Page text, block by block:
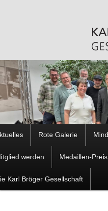
Zum
wechseln
Zum
Inhalt
Rote Galerie
werden Medaillen-
Karl Bröger Gesellschaft